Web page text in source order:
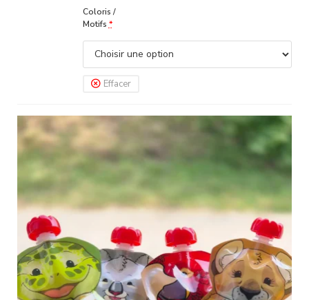
Coloris /
Motifs *
Effacer